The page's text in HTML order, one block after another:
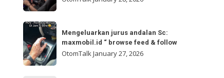
browse
kalau
dua
tangan
Sc:
arvanjayamotor
Mengeluarkan
jurus
andalan
Sc:
Mengeluarkan jurus andalan Sc:
maxmobil.id “ browse feed & follow
OtomTalkJanuary 27, 2026